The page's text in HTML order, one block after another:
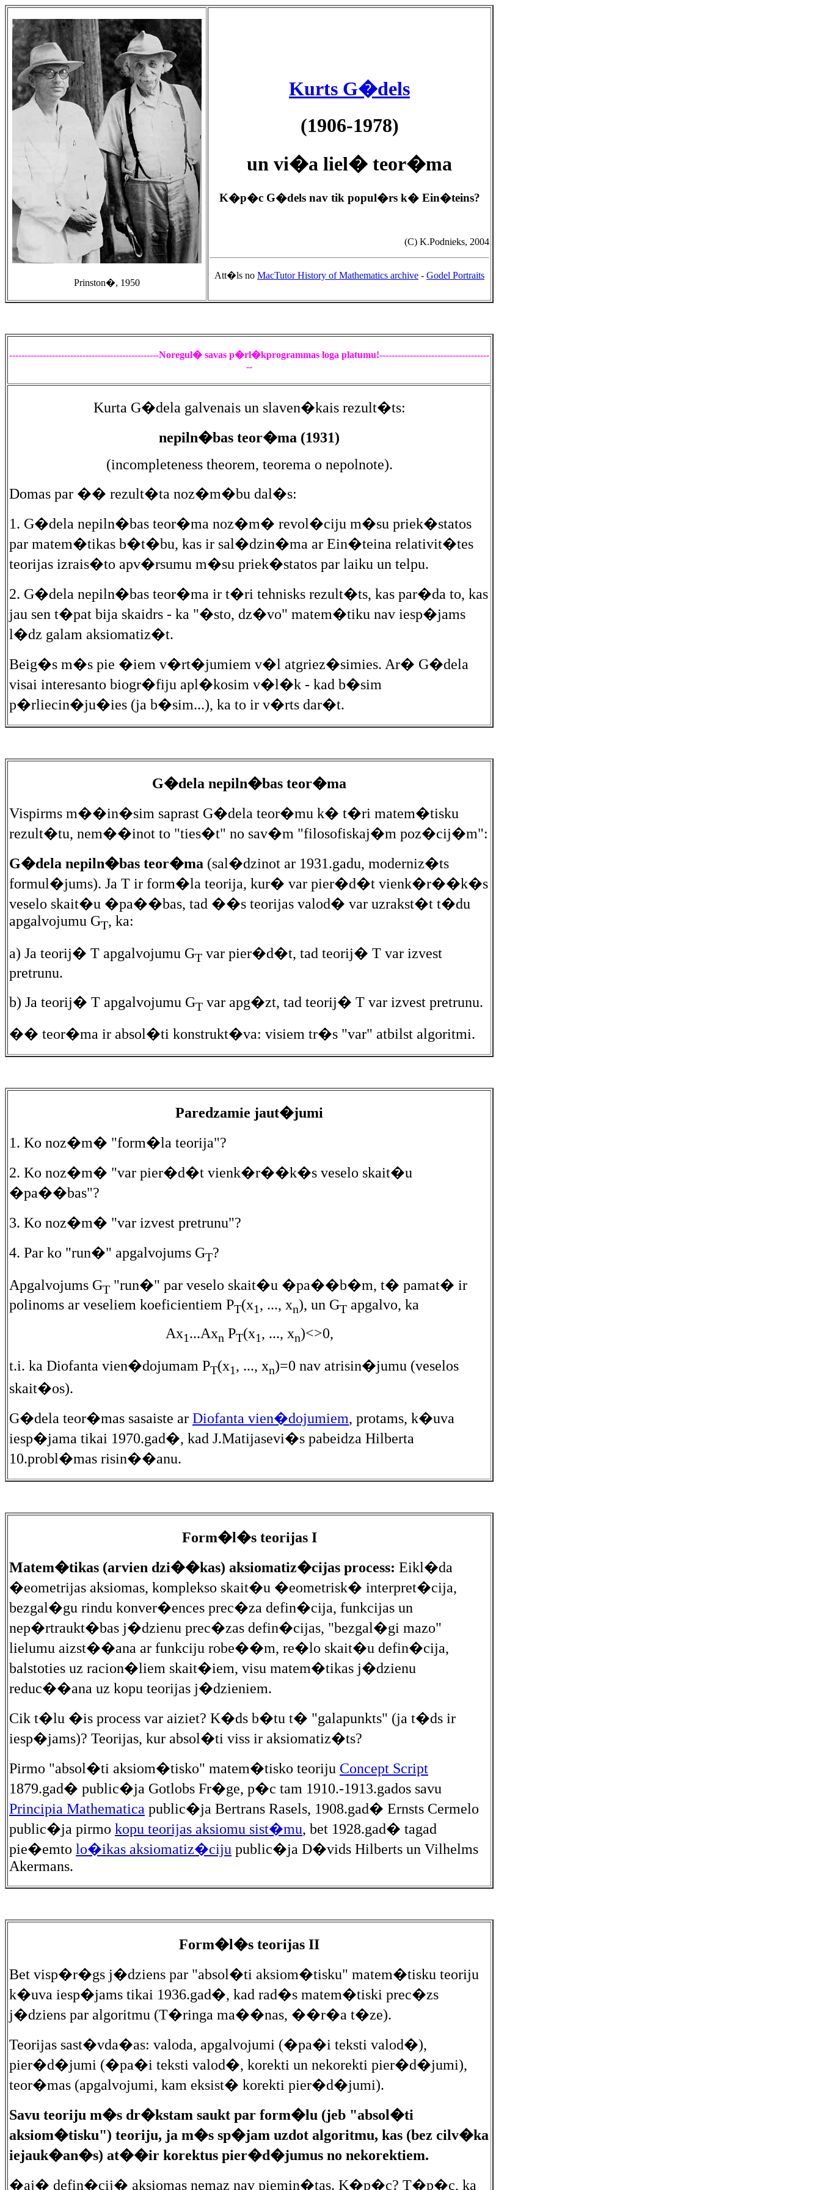
Prinston�, 1950
Kurts G�dels
(1906-1978)
un vi�a liel� teor�ma
K�p�c G�dels nav tik popul�rs k� Ein�teins?
(C) K.Podnieks, 2004
Att�ls no MacTutor History of Mathematics archive - Godel Portraits
-------------------------------------------------Noregul� savas p�rl�kprogrammas loga platumu!------------------------------------
--
Kurta G�dela galvenais un slaven�kais rezult�ts:
nepiln�bas teor�ma (1931)
(incompleteness theorem, teorema o nepolnote).
Domas par �� rezult�ta noz�m�bu dal�s:
1. G�dela nepiln�bas teor�ma noz�m� revol�ciju m�su priek�statos
par matem�tikas b�t�bu, kas ir sal�dzin�ma ar Ein�teina relativit�tes
teorijas izrais�to apv�rsumu m�su priek�statos par laiku un telpu.
2. G�dela nepiln�bas teor�ma ir t�ri tehnisks rezult�ts, kas par�da to, kas
jau sen t�pat bija skaidrs - ka "�sto, dz�vo" matem�tiku nav iesp�jams
l�dz galam aksiomatiz�t.
Beig�s m�s pie �iem v�rt�jumiem v�l atgriez�simies. Ar� G�dela
visai interesanto biogr�fiju apl�kosim v�l�k - kad b�sim
p�rliecin�ju�ies (ja b�sim...), ka to ir v�rts dar�t.
G�dela nepiln�bas teor�ma
Vispirms m��in�sim saprast G�dela teor�mu k� t�ri matem�tisku
rezult�tu, nem��inot to "ties�t" no sav�m "filosofiskaj�m poz�cij�m":
G�dela nepiln�bas teor�ma (sal�dzinot ar 1931.gadu, moderniz�ts
formul�jums). Ja T ir form�la teorija, kur� var pier�d�t vienk�r��k�s
veselo skait�u �pa��bas, tad ��s teorijas valod� var uzrakst�t t�du
apgalvojumu GT, ka:
a) Ja teorij� T apgalvojumu GT var pier�d�t, tad teorij� T var izvest
pretrunu.
b) Ja teorij� T apgalvojumu GT var apg�zt, tad teorij� T var izvest pretrunu.
�� teor�ma ir absol�ti konstrukt�va: visiem tr�s "var" atbilst algoritmi.
Paredzamie jaut�jumi
1. Ko noz�m� "form�la teorija"?
2. Ko noz�m� "var pier�d�t vienk�r��k�s veselo skait�u
�pa��bas"?
3. Ko noz�m� "var izvest pretrunu"?
4. Par ko "run�" apgalvojums GT?
Apgalvojums GT "run�" par veselo skait�u �pa��b�m, t� pamat� ir
polinoms ar veseliem koeficientiem PT(x1, ..., xn), un GT apgalvo, ka
Ax1...Axn PT(x1, ..., xn)<>0,
t.i. ka Diofanta vien�dojumam PT(x1, ..., xn)=0 nav atrisin�jumu (veselos
skait�os).
G�dela teor�mas sasaiste ar Diofanta vien�dojumiem, protams, k�uva
iesp�jama tikai 1970.gad�, kad J.Matijasevi�s pabeidza Hilberta
10.probl�mas risin��anu.
Form�l�s teorijas I
Matem�tikas (arvien dzi��kas) aksiomatiz�cijas process: Eikl�da
�eometrijas aksiomas, komplekso skait�u �eometrisk� interpret�cija,
bezgal�gu rindu konver�ences prec�za defin�cija, funkcijas un
nep�rtraukt�bas j�dzienu prec�zas defin�cijas, "bezgal�gi mazo"
lielumu aizst��ana ar funkciju robe��m, re�lo skait�u defin�cija,
balstoties uz racion�liem skait�iem, visu matem�tikas j�dzienu
reduc��ana uz kopu teorijas j�dzieniem.
Cik t�lu �is process var aiziet? K�ds b�tu t� "galapunkts" (ja t�ds ir
iesp�jams)? Teorijas, kur absol�ti viss ir aksiomatiz�ts?
Pirmo "absol�ti aksiom�tisko" matem�tisko teoriju Concept Script
1879.gad� public�ja Gotlobs Fr�ge, p�c tam 1910.-1913.gados savu
Principia Mathematica public�ja Bertrans Rasels, 1908.gad� Ernsts Cermelo
public�ja pirmo kopu teorijas aksiomu sist�mu, bet 1928.gad� tagad
pie�emto lo�ikas aksiomatiz�ciju public�ja D�vids Hilberts un Vilhelms
Akermans.
Form�l�s teorijas II
Bet visp�r�gs j�dziens par "absol�ti aksiom�tisku" matem�tisku teoriju
k�uva iesp�jams tikai 1936.gad�, kad rad�s matem�tiski prec�zs
j�dziens par algoritmu (T�ringa ma��nas, ��r�a t�ze).
Teorijas sast�vda�as: valoda, apgalvojumi (�pa�i teksti valod�),
pier�d�jumi (�pa�i teksti valod�, korekti un nekorekti pier�d�jumi),
teor�mas (apgalvojumi, kam eksist� korekti pier�d�jumi).
Savu teoriju m�s dr�kstam saukt par form�lu (jeb "absol�ti
aksiom�tisku") teoriju, ja m�s sp�jam uzdot algoritmu, kas (bez cilv�ka
iejauk�an�s) at��ir korektus pier�d�jumus no nekorektiem.
�aj� defin�cij� aksiomas nemaz nav piemin�tas. K�p�c? T�p�c, ka